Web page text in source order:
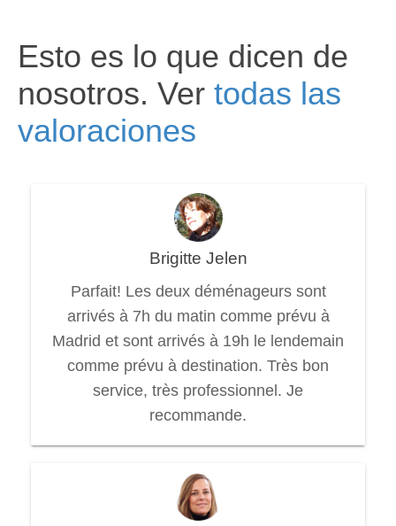
Esto es lo que dicen de
nosotros. Ver todas las
valoraciones
Brigitte Jelen
Parfait! Les deux déménageurs sont
arrivés à 7h du matin comme prévu à
Madrid et sont arrivés à 19h le lendemain
comme prévu à destination. Très bon
service, très professionnel. Je
recommande.